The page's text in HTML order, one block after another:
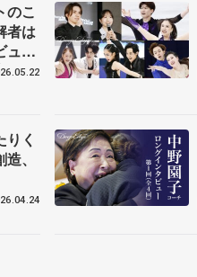
のこ
者は
ュー
人、
く
、